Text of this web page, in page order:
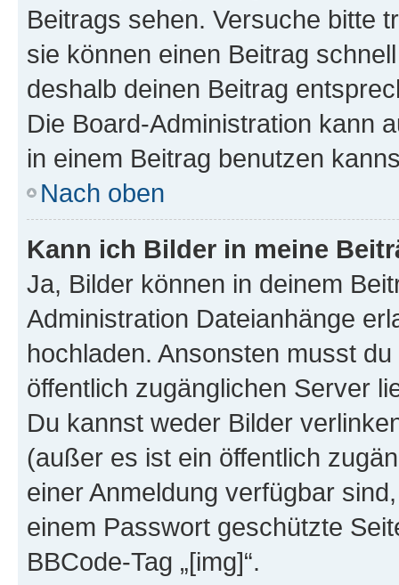
Beitrags sehen. Versuche bitte
sie können einen Beitrag
deshalb deinen Beitrag
Die Board-Administration kann
in einem Beitrag benutzen
Nach oben
Kann ich Bilder in meine
Ja, Bilder können in deinem
Administration Dateianhänge
hochladen. Ansonsten musst
öffentlich zugänglichen Server
Du kannst weder Bilder
(außer es ist ein öffentlich
einer Anmeldung verfügbar
einem Passwort geschützte
BBCode-Tag „[img]“.